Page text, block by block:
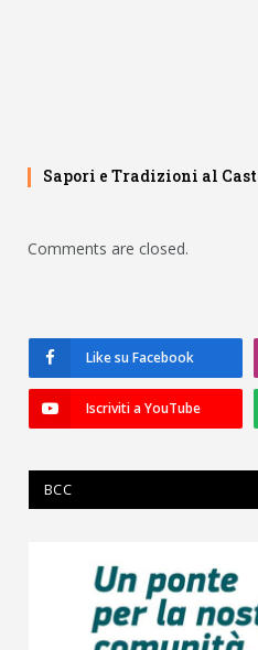
Sapori e Tradizioni al
Comments are closed.
Like su Facebook
Iscriviti a YouTube
BCC